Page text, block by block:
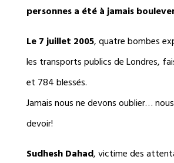
personnes a été à jamais
Le 7 juillet 2005, quatre bombes
les transports publics de Londres,
et 784 blessés.
Jamais nous ne devons oublier…
devoir!
Sudhesh Dahad, victime des